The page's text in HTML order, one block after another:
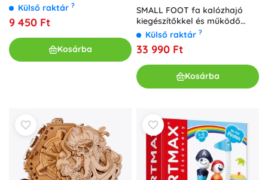
Külső raktár ?
9 450 Ft
Kosárba
SMALL FOOT fa kalózhajó
kiegészítőkkel és működő
ágyúval
Külső raktár ?
33 990 Ft
Kosárba